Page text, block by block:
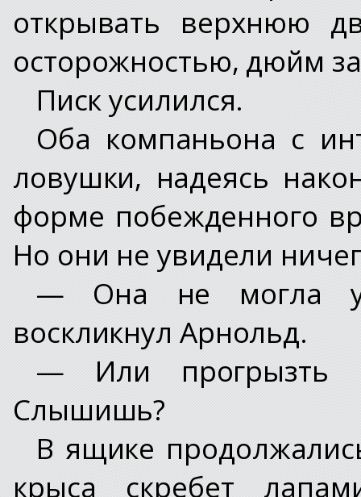
открывать верхнюю
осторожностью, дюйм
Писк усилился.
Оба компаньона с
ловушки, надеясь
форме побежденного
Но они не увидели
— Она не могла
воскликнул Арнольд.
— Или прогрызть
Слышишь?
В ящике
крыса скребет